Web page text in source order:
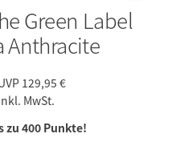
Green Label
Anthracite
129,95 €
MwSt.
zu 400 Punkte!